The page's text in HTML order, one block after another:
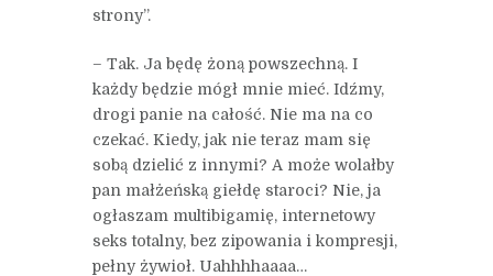
strony”.
– Tak. Ja będę żoną powszechną. I
każdy będzie mógł mnie mieć. Idźmy,
drogi panie na całość. Nie ma na co
czekać. Kiedy, jak nie teraz mam się
sobą dzielić z innymi? A może wolałby
pan małżeńską giełdę staroci? Nie, ja
ogłaszam multibigamię, internetowy
seks totalny, bez zipowania i kompresji,
pełny żywioł. Uahhhhaaaa…